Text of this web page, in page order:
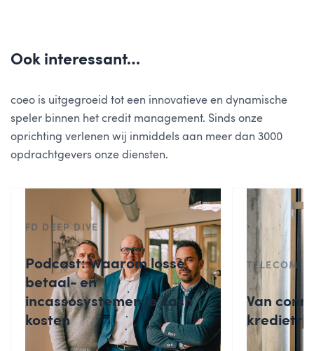
Ook interessant…
coeo is uitgegroeid tot een innovatieve en dynamische
speler binnen het credit management. Sinds onze
oprichting verlenen wij inmiddels aan meer dan 3000
opdrachtgevers onze diensten.
FD DEEP DIVE
Podcast: Waarom losse
betaal- en
incassosystemen je cash
kosten
TELECOM
Van